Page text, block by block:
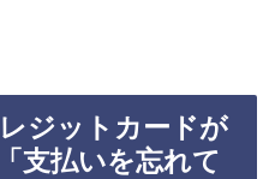
ジットカードが
支払いを忘れて